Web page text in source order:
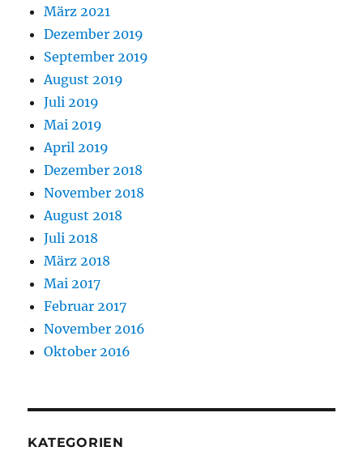
März 2021
Dezember 2019
September 2019
August 2019
Juli 2019
Mai 2019
April 2019
Dezember 2018
November 2018
August 2018
Juli 2018
März 2018
Mai 2017
Februar 2017
November 2016
Oktober 2016
KATEGORIEN